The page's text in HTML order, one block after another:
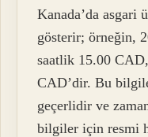
Kanada’da asgari
gösterir; örneğin,
saatlik 15.00
CAD’dir. Bu
geçerlidir ve
bilgiler için resmi